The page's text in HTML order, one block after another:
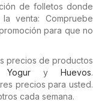
de folletos donde
venta: Compruebe
para que no
precios de productos
Yogur y Huevos.
precios para usted.
cada semana.